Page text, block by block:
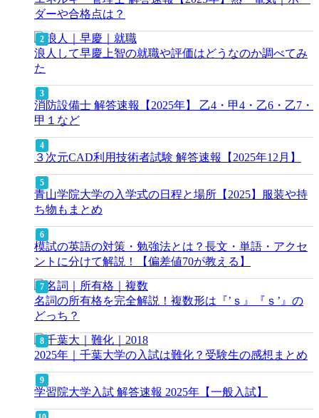
ダーや合格点は？
浪人して早慶上智の就職や評価はどうなのか調べてみ
た
消防設備士 解答速報【2025年】 乙4・甲4・乙6・乙7・
甲１など
３次元CAD利用技術者試験 解答速報【2025年12月】
青山学院大学の入学式の日程と場所【2025】服装や持
ち物もまとめ
模試の英語の対策・勉強法とは？長文・単語・アクセ
ントに分けて解説！【偏差値70が教える】
名詞の所有格を完全解説！複数形は『’ｓ』『ｓ’』の
どっち？
2025年｜千葉大学の入試は難化？受験生の感想まとめ
学習院大学入試 解答速報 2025年【一般入試】